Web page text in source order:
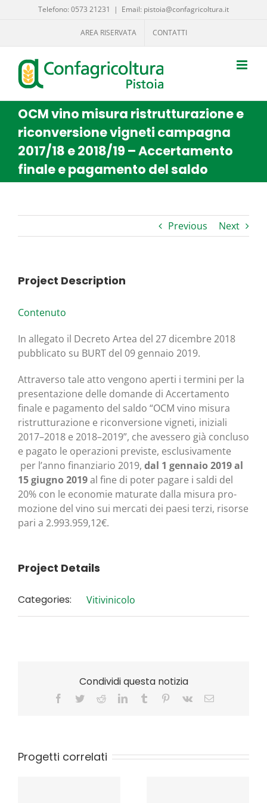
Telefono: 0573 21231 | Email: pistoia@confagricoltura.it
AREA RISERVATA CONTATTI
OCM vino misura ristrutturazione e
riconversione vigneti campagna
2017/18 e 2018/19 – Accertamento
finale e pagamento del saldo
Previous Next
Project Description
Con­te­nu­to
In alle­ga­to il Decre­to Artea del 27 dicem­bre 2018
pub­bli­ca­to su BURT del 09 gen­na­io 2019.
Attra­ver­so tale atto ven­go­no aper­ti i ter­mi­ni per la
pre­sen­ta­zio­ne del­le doman­de di Accer­ta­men­to
fina­le e paga­men­to del sal­do “OCM vino misu­ra
ristrut­tu­ra­zio­ne e ricon­ver­sio­ne vigne­ti, ini­zia­li
2017–2018 e 2018–2019”, che aves­se­ro già con­clu­so
e paga­to le ope­ra­zio­ni pre­vi­ste, esclu­si­va­men­te
per l’anno finan­zia­rio 2019, dal 1 gen­na­io 2019 al
15 giu­gno 2019al fine di poter paga­re i sal­di del
20% con le eco­no­mie matu­ra­te dal­la misu­ra pro­
mo­zio­ne del vino sui mer­ca­ti dei pae­si ter­zi, risor­se
pari a 2.993.959,12€.
Project Details
Categories: Vitivinicolo
Condividi questa notizia
Facebook
TwitterRedditLinkedInTumblr Pinterest
Vk Email
Progetti correlati
delegato (UE)